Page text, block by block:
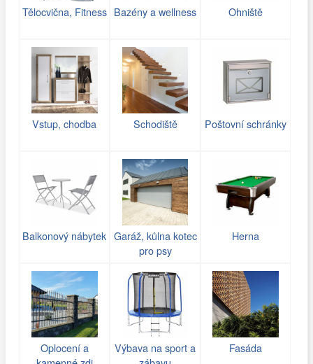
Tělocvična, Fitness Bazény a wellness Ohniště
Vstup, chodba Schodiště Poštovní schránky
Balkonový nábytek Garáž, kůlna kotec
pro psy
Herna
Oplocení a
Výbava na sport a
Fasáda